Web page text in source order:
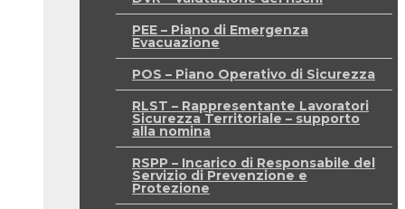
PEE – Piano di Emergenza
Evacuazione
POS – Piano Operativo di Sicurezza
RLST – Rappresentante Lavoratori
Sicurezza Territoriale – supporto
alla nomina
RSPP – Incarico di Responsabile del
Servizio di Prevenzione e
Protezione